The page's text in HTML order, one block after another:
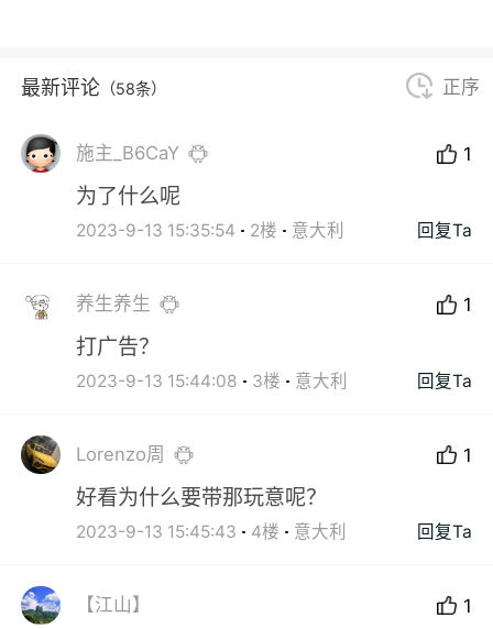
最新评论 （58条） 正序
施主_B6CaY 1
为了什么呢
2023-9-13 15:35:54 2楼 意大利 回复Ta
养生养生 1
打广告？
2023-9-13 15:44:08 3楼 意大利 回复Ta
Lorenzo周 1
好看为什么要带那玩意呢？
2023-9-13 15:45:43 4楼 意大利 回复Ta
【江山】 1